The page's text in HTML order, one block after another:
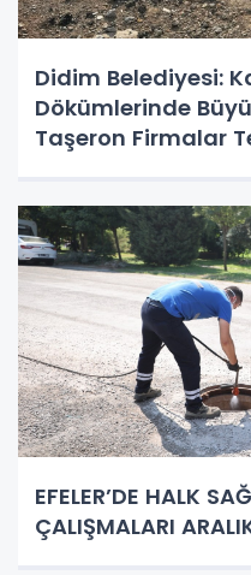
Didim Belediyesi:
Dökümlerinde
Taşeron Firmalar
EFELER’DE HALK
ÇALIŞMALARI